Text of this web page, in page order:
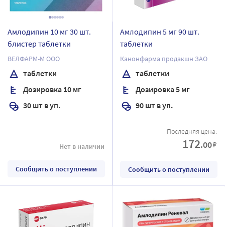
Амлодипин 10 мг 30 шт.
блистер таблетки
ВЕЛФАРМ-М ООО
таблетки
Дозировка 10 мг
30 шт в уп.
Нет в наличии
Сообщить о поступлении
Амлодипин 5 мг 90 шт.
таблетки
Канонфарма продакшн ЗАО
таблетки
Дозировка 5 мг
90 шт в уп.
Последняя цена:
172.00₽
Сообщить о поступлении